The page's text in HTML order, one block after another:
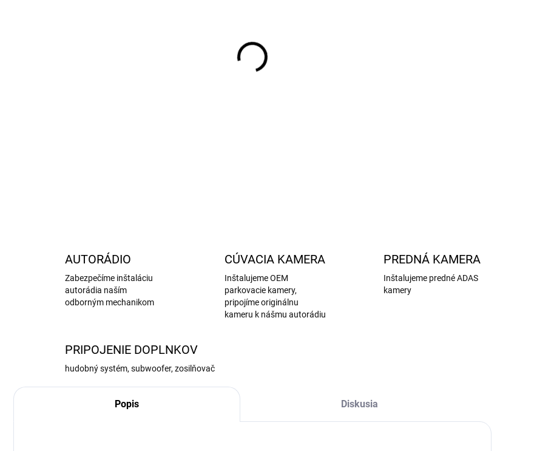
NATÁČANIE ČIAR PRI
CÚVANÍ V SMERE
JAZDY
AUTORÁDIO
Zabezpečíme inštaláciu
autorádia naším
odborným mechanikom
CÚVACIA KAMERA
Inštalujeme OEM
parkovacie kamery,
pripojíme originálnu
kameru k nášmu autorádiu
PREDNÁ KAMERA
Inštalujeme predné ADAS
kamery
PRIPOJENIE DOPLNKOV
hudobný systém, subwoofer, zosilňovač
Popis Diskusia